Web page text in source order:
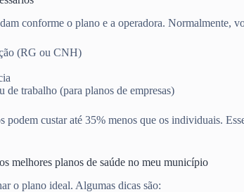
conforme o plano e a operadora. Normalmente,
(RG ou CNH)
de trabalho (para planos de empresas)
podem custar até 35% menos que os individuais.
melhores planos de saúde no meu município
o plano ideal. Algumas dicas são: